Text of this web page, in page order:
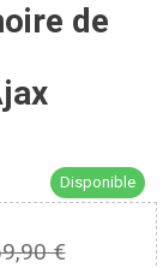
de
Disponible
€